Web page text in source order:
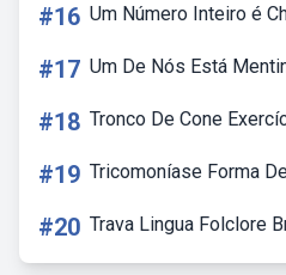
#16 Um Número Inteiro é
#17 Um De Nós Está
#18 Tronco De Cone
#19 Tricomoníase Forma
#20 Trava Lingua Folclore